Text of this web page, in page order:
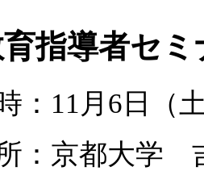
指導者セミ
11月6日（
京都大学 吉